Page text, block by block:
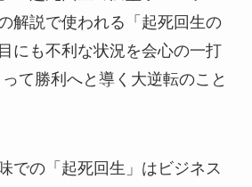
解説で使われる「起死回生の
にも不利な状況を会心の一打
て勝利へと導く大逆転のこと
での「起死回生」はビジネス